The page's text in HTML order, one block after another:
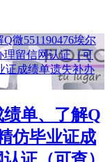
单、了解Q
仿毕业证成